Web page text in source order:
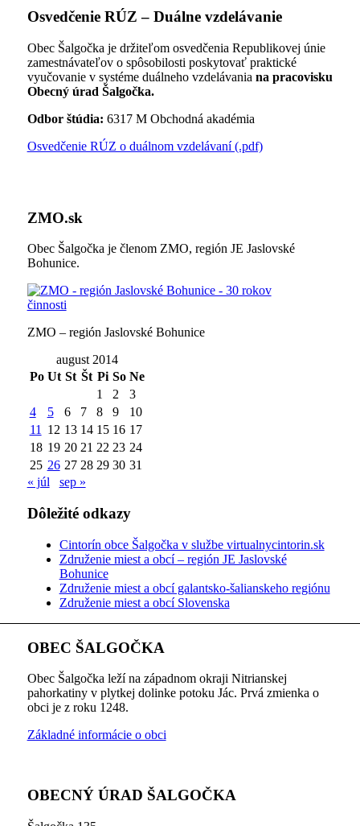
Osvedčenie RÚZ – Duálne vzdelávanie
Obec Šalgočka je držiteľom osvedčenia Republikovej únie
zamestnávateľov o spôsobilosti poskytovať praktické
vyučovanie v systéme duálneho vzdelávania na pracovisku
Obecný úrad Šalgočka.
Odbor štúdia: 6317 M Obchodná akadémia
Osvedčenie RÚZ o duálnom vzdelávaní (.pdf)
ZMO.sk
Obec Šalgočka je členom ZMO, región JE Jaslovské
Bohunice.
ZMO – región Jaslovské Bohunice
august 2014
Po Ut St Št Pi So Ne
1
2
3
4
5 6 7 8 9
10
11
12 13 14 15 16 17
18 19 20 21 22 23 24
25 26 27 28 29 30 31
« júl
sep »
Dôležité odkazy
Cintorín obce Šalgočka v službe virtualnycintorin.sk
Združenie miest a obcí – región JE Jaslovské
Bohunice
Združenie miest a obcí galantsko-šalianskeho regiónu
Združenie miest a obcí Slovenska
OBEC ŠALGOČKA
Obec Šalgočka leží na západnom okraji Nitrianskej
pahorkatiny v plytkej dolinke potoku Jác. Prvá zmienka o
obci je z roku 1248.
Základné informácie o obci
OBECNÝ ÚRAD ŠALGOČKA